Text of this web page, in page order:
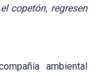
copetón, regresen
ambiental